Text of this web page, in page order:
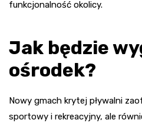
funkcjonalność okolicy.
Jak będzie
ośrodek?
Nowy gmach krytej pływalni
sportowy i rekreacyjny, ale